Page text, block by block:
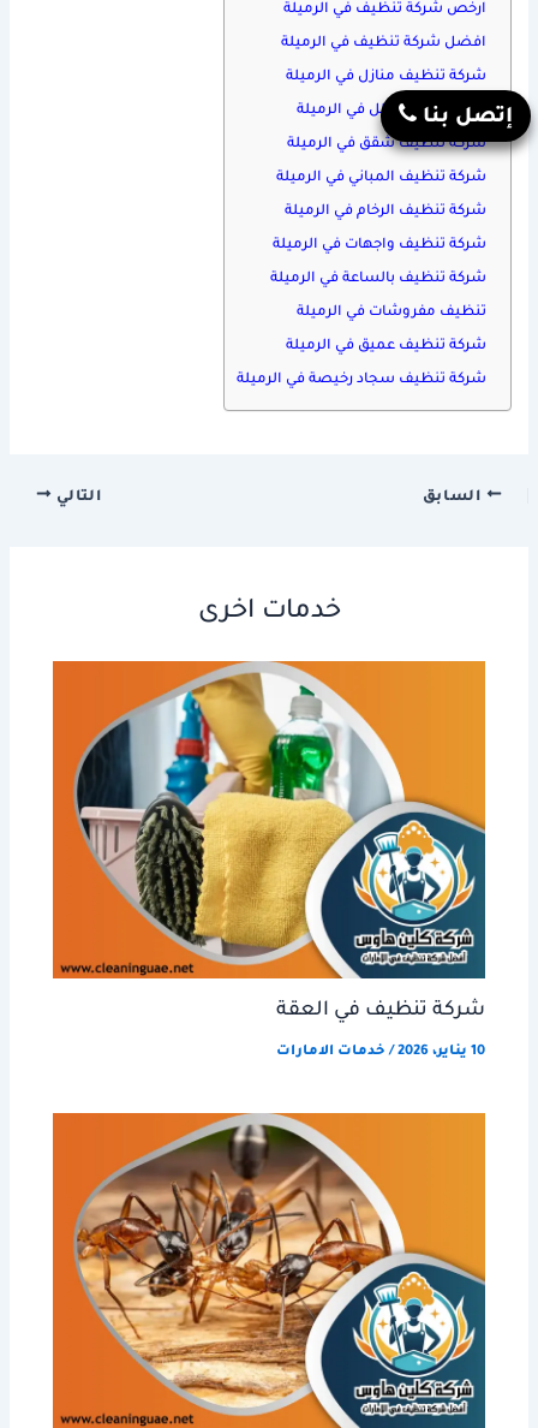
ارخص شركة تنظيف في الرميلة
افضل شركة تنظيف في الرميلة
شركة تنظيف منازل في الرميلة
شركة تنظيف فلل في الرميلة
شركة تنظيف شقق في الرميلة
شركة تنظيف المباني في الرميلة
شركة تنظيف الرخام في الرميلة
شركة تنظيف واجهات في الرميلة
شركة تنظيف بالساعة في الرميلة
تنظيف مفروشات في الرميلة
شركة تنظيف عميق في الرميلة
شركة تنظيف سجاد رخيصة في الرميلة
السابق التالي
خدمات اخرى
شركة تنظيف في العقة
10 يناير، 2026 / خدمات الامارات
إتصل بنا